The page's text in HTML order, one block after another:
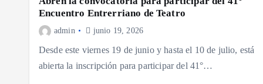
Encuentro Entrerriano de Teatro
admin junio 19, 2026
Desde este viernes 19 de junio y hasta el 10 de julio, está
abierta la inscripción para participar del 41°…